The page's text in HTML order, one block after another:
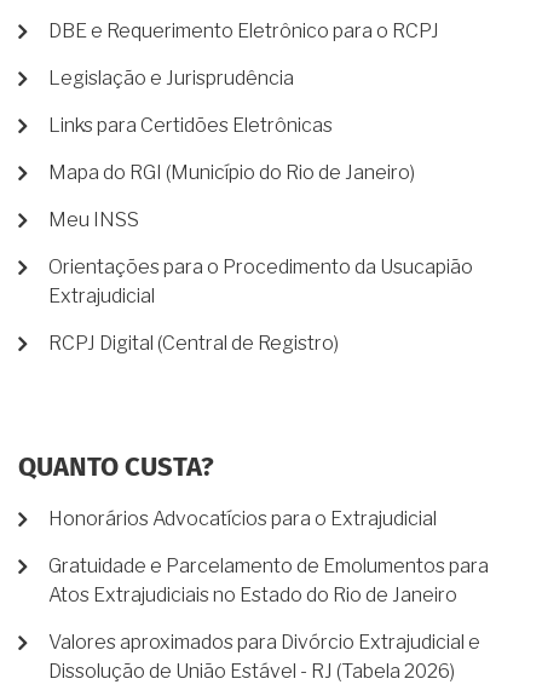
DBE e Requerimento Eletrônico para o RCPJ
Legislação e Jurisprudência
Links para Certidões Eletrônicas
Mapa do RGI (Município do Rio de Janeiro)
Meu INSS
Orientações para o Procedimento da Usucapião
Extrajudicial
RCPJ Digital (Central de Registro)
QUANTO CUSTA?
Honorários Advocatícios para o Extrajudicial
Gratuidade e Parcelamento de Emolumentos para
Atos Extrajudiciais no Estado do Rio de Janeiro
Valores aproximados para Divórcio Extrajudicial e
Dissolução de União Estável - RJ (Tabela 2026)